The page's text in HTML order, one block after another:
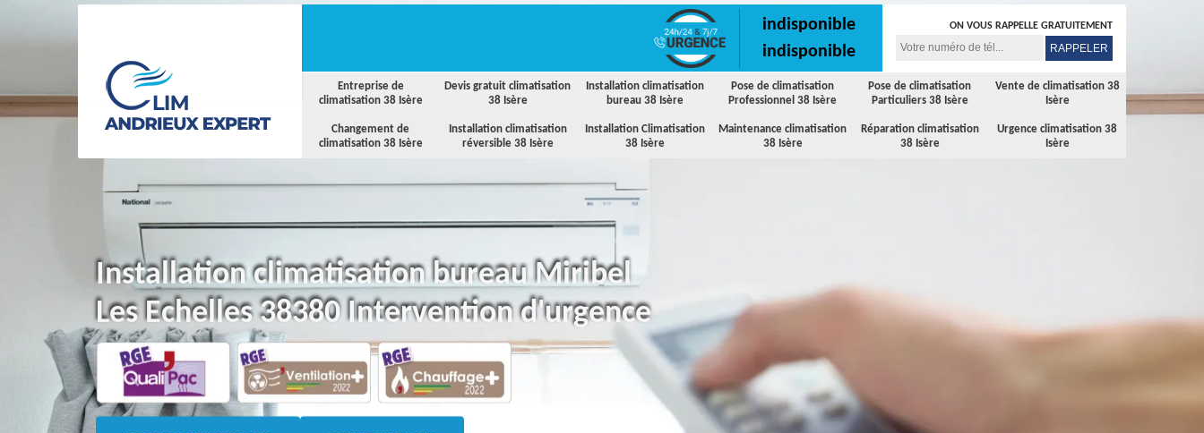
Entreprise de
climatisation 38 Isère
Devis gratuit climatisation
38 Isère
Installation climatisation
bureau 38 Isère
Pose de climatisation
Professionnel 38 Isère
Pose de climatisation
Particuliers 38 Isère
Vente de climatisation 38
Isère
Changement de
climatisation 38 Isère
Installation climatisation
réversible 38 Isère
Installation Climatisation
38 Isère
Maintenance climatisation
38 Isère
Réparation climatisation
38 Isère
Urgence climatisation 38
Isère
indisponible
indisponible
ON VOUS RAPPELLE GRATUITEMENT
Installation climatisation bureau Miribel
Les Echelles 38380 Intervention d'urgence